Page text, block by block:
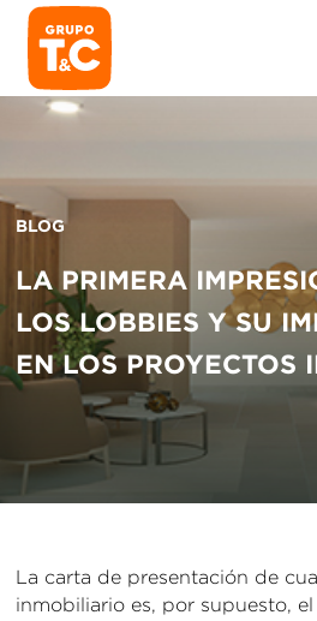
BLOG
LA PRIMERA
LOS LOBBIES Y SU
EN LOS PROYECTOS
La carta de presentación de
inmobiliario es, por supuesto,